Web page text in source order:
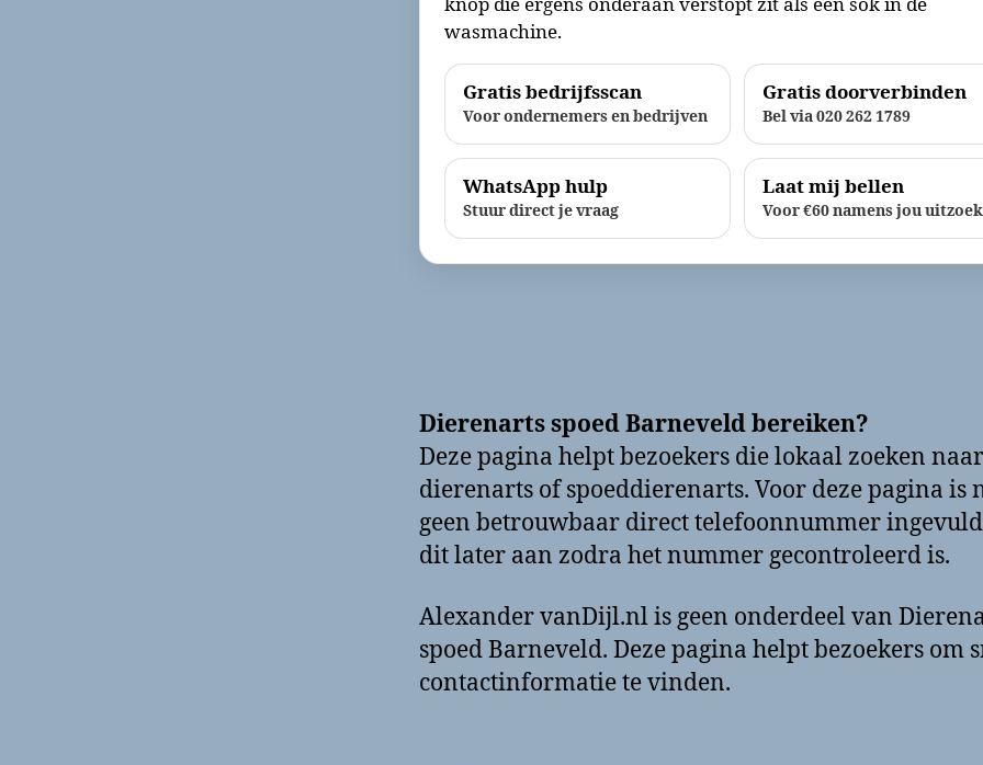
knop die ergens onderaan verstopt zit als een sok in de
wasmachine.
Gratis bedrijfsscan
Voor ondernemers en bedrijven
Gratis doorverbinden
Bel via 020 262 1789
WhatsApp hulp
Stuur direct je vraag
Laat mij bellen
Voor €60 namens jou
Dierenarts spoed Barneveld bereiken?
Deze pagina helpt bezoekers die lokaal zoeken
dierenarts of spoeddierenarts. Voor deze pagina is
geen betrouwbaar direct telefoonnummer
dit later aan zodra het nummer gecontroleerd is.
Alexander vanDijl.nl is geen onderdeel van
spoed Barneveld. Deze pagina helpt bezoekers om
contactinformatie te vinden.